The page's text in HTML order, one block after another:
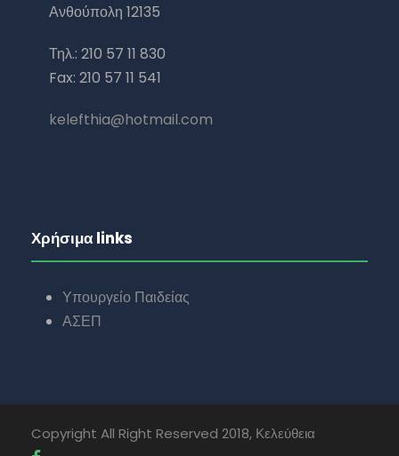
Ανθούπολη 12135
Τηλ.: 210 57 11 830
Fax: 210 57 11 541
kelefthia@hotmail.com
Χρήσιμα links
Υπουργείο Παιδείας
ΑΣΕΠ
Copyright All Right Reserved 2018, Κελεύθεια